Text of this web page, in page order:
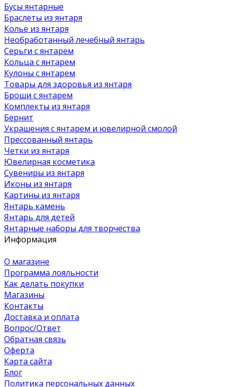
Бусы янтарные
Браслеты из янтаря
Колье из янтаря
Необработанный лечебный янтарь
Серьги с янтарем
Кольца с янтарем
Кулоны с янтарем
Товары для здоровья из янтаря
Броши с янтарем
Комплекты из янтаря
Бернит
Украшения с янтарем и ювелирной смолой
Прессованный янтарь
Четки из янтаря
Ювелирная косметика
Сувениры из янтаря
Иконы из янтаря
Картины из янтаря
Янтарь камень
Янтарь для детей
Янтарные наборы для творчества
Информация
О магазине
Программа лояльности
Как делать покупки
Магазины
Контакты
Доставка и оплата
Вопрос/Ответ
Обратная связь
Оферта
Карта сайта
Блог
Политика персональных данных